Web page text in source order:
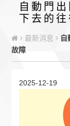
自動門
下去的
最新消息
自
故障
2025-12-19